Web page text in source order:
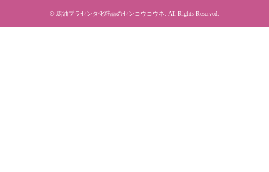
© 馬油プラセンタ化粧品のセンコウコウネ. All Rights Reserved.